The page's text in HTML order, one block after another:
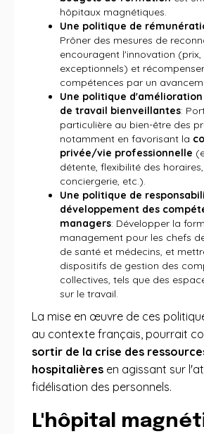
hôpitaux magnétiques.
Une politique de
Prôner des mesures de
encouragent l'innovation (prix,
exceptionnels) et
compétences par un
Une politique
de travail bienveillantes:
particulière au bien-être des
notamment en favorisant la
privée/vie professionnelle
détente, flexibilité des
conciergerie, etc.).
Une politique de
développement des
managers: Développer la
management pour les chefs
de santé et médecins, et
dispositifs de gestion des
collectives, tels que des
sur le travail.
La mise en œuvre de ces
au contexte français, pourrait
sortir de la crise des
hospitalières en agissant sur
fidélisation des personnels.
L'hôpital